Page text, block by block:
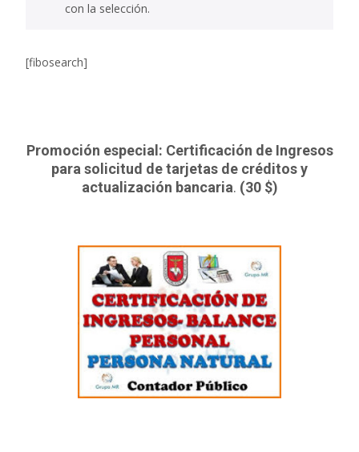
con la selección.
[fibosearch]
Promoción especial: Certificación de Ingresos
para solicitud de tarjetas de créditos y
actualización bancaria. (30 $)